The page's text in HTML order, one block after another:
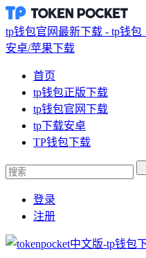
tp钱包官网最新下载 - tp钱包
安卓/苹果下载
首页
tp钱包正版下载
tp钱包官网下载
tp下载安卓
TP钱包下载
登录
注册